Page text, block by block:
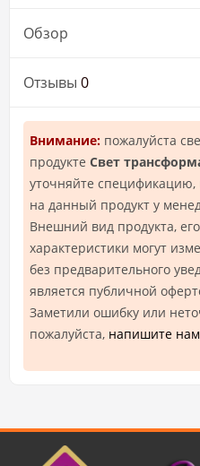
Обзор
Отзывы 0
Внимание: пожалуйста
продукте Свет
уточняйте
на данный продукт у
Внешний вид продукта,
характеристики могут
без предварительного
является публичной
Заметили ошибку или
пожалуйста, напишите